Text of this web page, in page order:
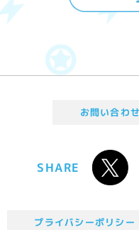
お問い合わせ
SHARE
プライバシーポリシー